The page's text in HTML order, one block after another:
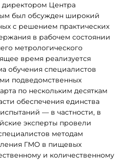
директором Центра
был обсужден широкий
с решением практических
в рабочем состоянии
метрологического
время реализуется
обучения специалистов
подведомственных
по нескольким десяткам
обеспечения единства
— в частности, в
эксперты провели
методам
ГМО в пищевых
и количественному